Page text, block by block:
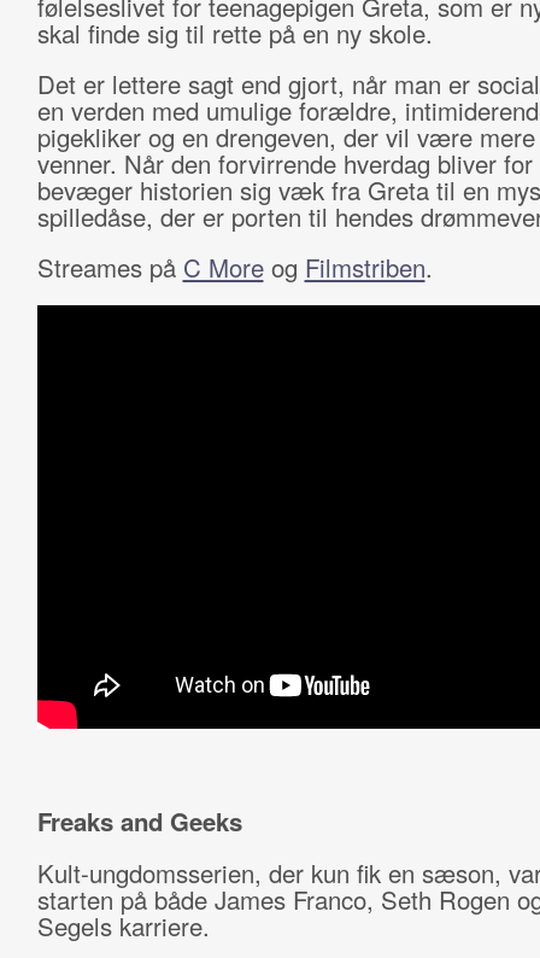
skal finde sig til rette på en ny skole.
Det er lettere sagt end gjort, når man er
en verden med umulige forældre,
pigekliker og en drengeven, der vil være
venner. Når den forvirrende hverdag bliver
bevæger historien sig væk fra Greta til en
spilledåse, der er porten til hendes
Streames på C Moreog Filmstriben.
Freaks and Geeks
Kult-ungdomsserien, der kun fik en sæson,
starten på både James Franco, Seth Rogen
Segels karriere.